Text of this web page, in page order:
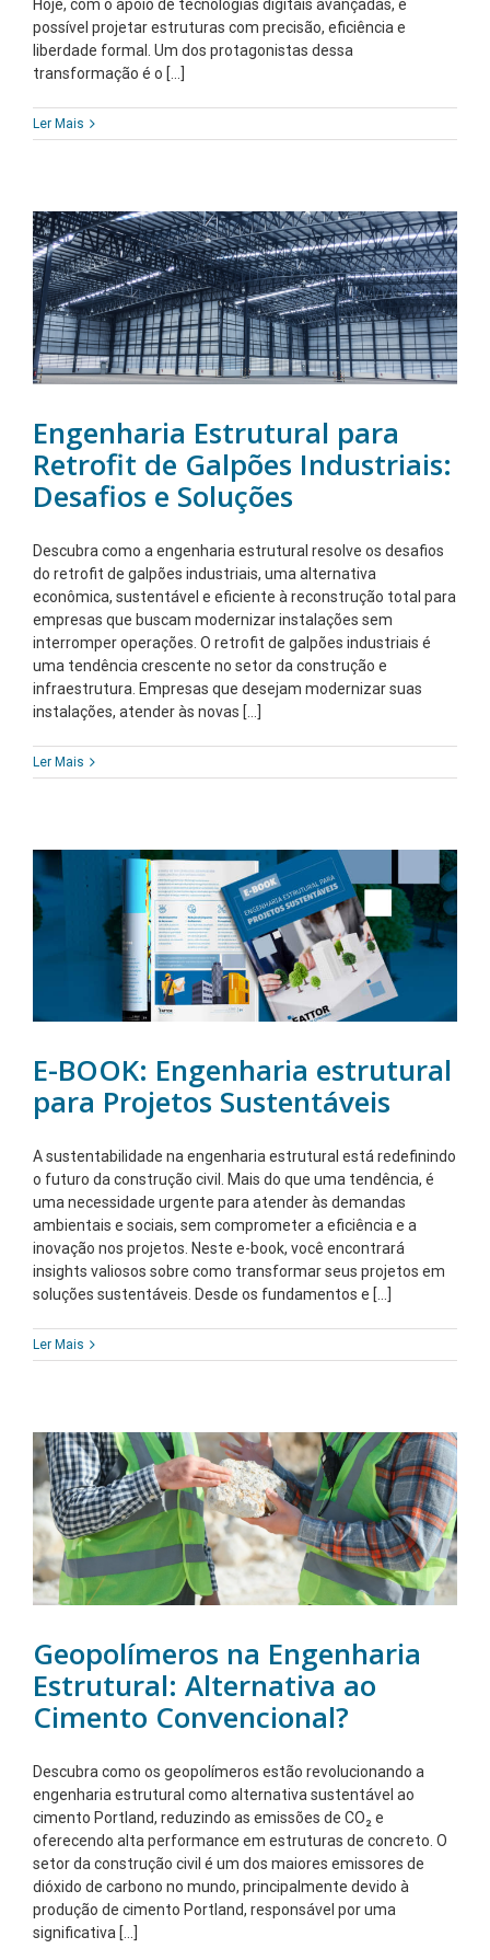
Hoje, com o apoio de tecnologias digitais avançadas, é
possível projetar estruturas com precisão, eficiência e
liberdade formal. Um dos protagonistas dessa
transformação é o [...]
Ler Mais
Engenharia Estrutural para
Retrofit de Galpões Industriais:
Desafios e Soluções
Descubra como a engenharia estrutural resolve os desafios
do retrofit de galpões industriais, uma alternativa
econômica, sustentável e eficiente à reconstrução total para
empresas que buscam modernizar instalações sem
interromper operações. O retrofit de galpões industriais é
uma tendência crescente no setor da construção e
infraestrutura. Empresas que desejam modernizar suas
instalações, atender às novas [...]
Ler Mais
E-BOOK: Engenharia estrutural
para Projetos Sustentáveis
A sustentabilidade na engenharia estrutural está redefinindo
o futuro da construção civil. Mais do que uma tendência, é
uma necessidade urgente para atender às demandas
ambientais e sociais, sem comprometer a eficiência e a
inovação nos projetos. Neste e-book, você encontrará
insights valiosos sobre como transformar seus projetos em
soluções sustentáveis. Desde os fundamentos e [...]
Ler Mais
Geopolímeros na Engenharia
Estrutural: Alternativa ao
Cimento Convencional?
Descubra como os geopolímeros estão revolucionando a
engenharia estrutural como alternativa sustentável ao
cimento Portland, reduzindo as emissões de CO₂ e
oferecendo alta performance em estruturas de concreto. O
setor da construção civil é um dos maiores emissores de
dióxido de carbono no mundo, principalmente devido à
produção de cimento Portland, responsável por uma
significativa [...]